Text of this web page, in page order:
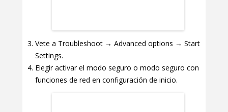
Vete a Troubleshoot → Advanced options → Start
Settings.
Elegir activar el modo seguro o modo seguro con
funciones de red en configuración de inicio.